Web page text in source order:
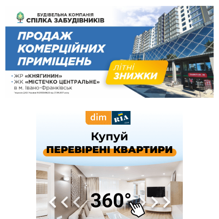
14:02
«Пілот з Лондона» видурив у жительки Коломийщини
майже 64 тисячі гривень
13:13
У четвер на Прикарпатті очікується сильна спека до 39°
13:00
На Снятинщині спіймали чоловіка, який зливав з цистерни
у полі невідому речовину
12:29
У МОЗ змінили підхід до госпіталізації та оновили правила
роботи стаціонарів
12:07
На межі Прикарпаття і Тернопільщини невідомі засипали
У Франківську та Яремче зафіксували нові температурні
Росія вдарила по Харкову "Бандероллю": є постраждалі,
пошкоджено цивільне підприємство
Верховний суд повернув державі 1,5 га лісу із трьома
ставками в Івано-Франківській громаді
На Каскаді замість веж планують зробити сквер з
дитмайданчиком
На Верховинщині під час пожежі будинку травмувалась
жінка